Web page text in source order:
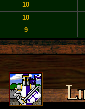
10
10
9